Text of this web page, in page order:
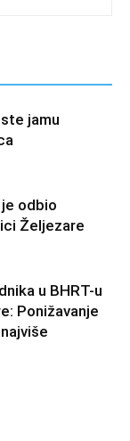
jamu
odbio
Željezare
u BHRT-u
Ponižavanje